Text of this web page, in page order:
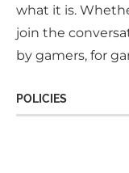
what it is.
join the
by gamers, for
POLICIES